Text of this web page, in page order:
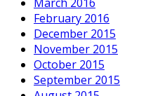
March 2016
February 2016
December 2015
November 2015
October 2015
September 2015